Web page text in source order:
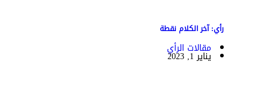
رأي: آخر الكلام نقطة
مقالات الرأي
يناير 1, 2023